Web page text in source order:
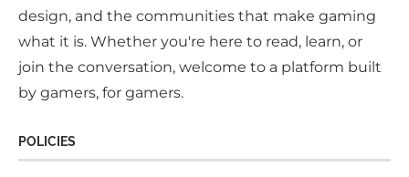
design, and the communities that make gaming
what it is. Whether you're here to read, learn, or
join the conversation, welcome to a platform built
by gamers, for gamers.
POLICIES